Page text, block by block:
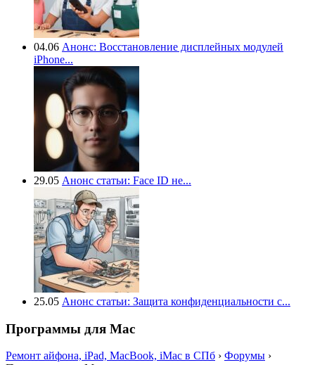
04.06 Анонс: Восстановление дисплейных модулей
iPhone...
29.05 Анонс статьи: Face ID не...
25.05 Анонс статьи: Защита конфиденциальности с...
Программы для Mac
Ремонт айфона, iPad, MacBook, iMac в СПб › Форумы ›